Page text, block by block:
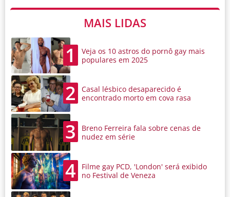
MAIS LIDAS
1
Veja os 10 astros do pornô gay mais
populares em 2025
2
Casal lésbico desaparecido é
encontrado morto em cova rasa
3
Breno Ferreira fala sobre cenas de
nudez em série
4
Filme gay PCD, 'London' será exibido
no Festival de Veneza